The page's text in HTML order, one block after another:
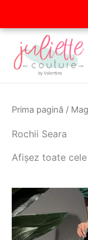
Prima pagină /
Rochii Seara
Afișez toate
Prețul
a
fost:
310,00